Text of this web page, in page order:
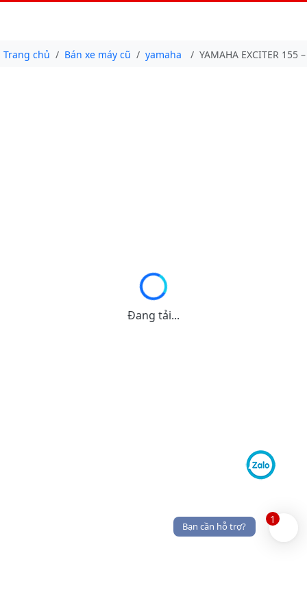
Trang chủ Bán xe máy cũ yamaha YAMAHA EXCITER 155
Đang tải...
1
Bạn cần hỗ trợ?